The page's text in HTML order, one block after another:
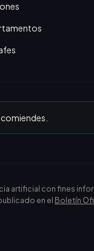
artificial con fines
en el Boletín